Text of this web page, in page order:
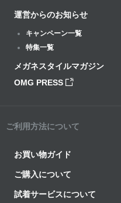
運営からのお知らせ
キャンペーン一覧
特集一覧
メガネスタイルマガジン
OMG PRESS
ご利用方法について
お買い物ガイド
ご購入について
試着サービスについて